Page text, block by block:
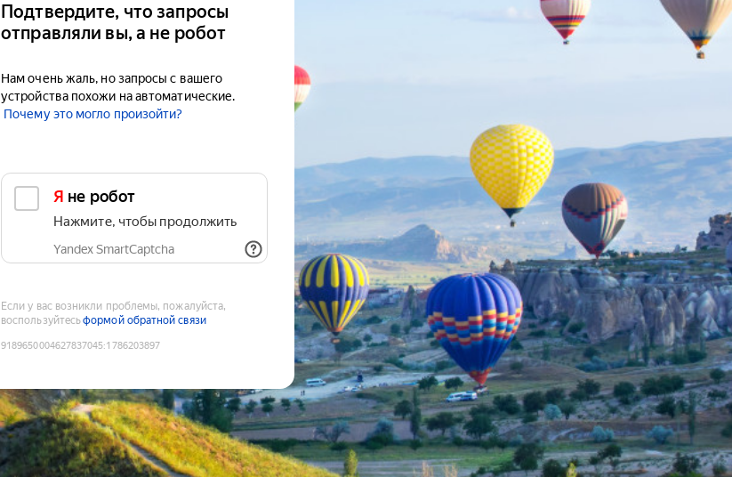
Подтвердите, что запросы
отправляли вы, а не робот
Нам очень жаль, но запросы с вашего
устройства похожи на автоматические.
Почему это могло произойти?
Я не робот
Нажмите, чтобы продолжить
Yandex SmartCaptcha
Если у вас возникли проблемы, пожалуйста,
воспользуйтесьформой обратной связи
9189650004627837045:1786203897